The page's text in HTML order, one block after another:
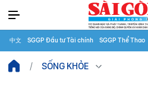
中文 SGGP Đầu tư Tài chính SGGP Thể Thao
SỐNG KHỎE